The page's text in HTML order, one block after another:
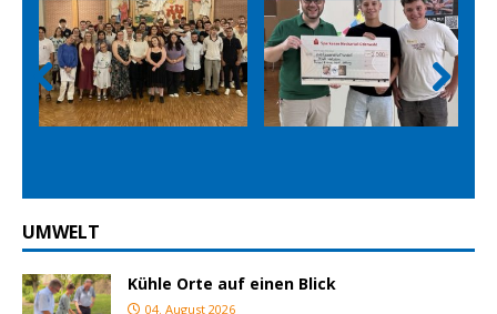
Prev
ious
Nex
t
UMWELT
Kühle Orte auf einen Blick
04. August 2026